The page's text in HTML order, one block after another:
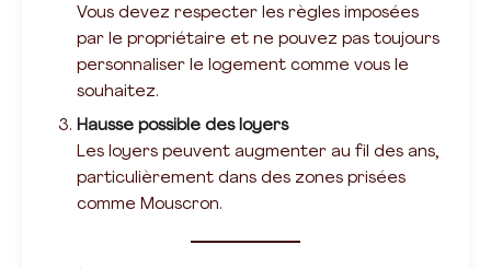
Vous devez respecter les règles imposées
par le propriétaire et ne pouvez pas toujours
personnaliser le logement comme vous le
souhaitez.
Hausse possible des loyers
Les loyers peuvent augmenter au fil des ans,
particulièrement dans des zones prisées
comme Mouscron.